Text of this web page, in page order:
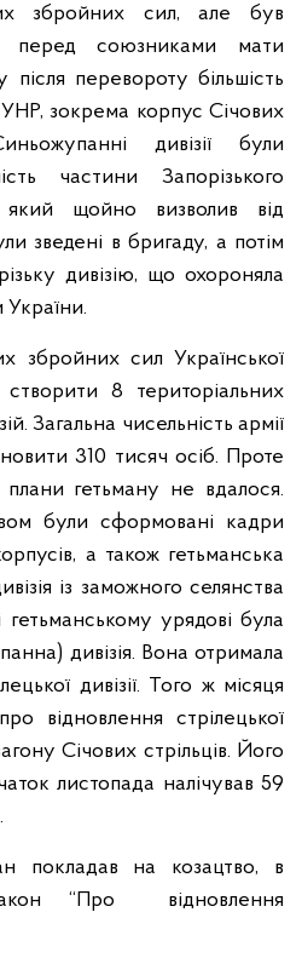
збройних сил, але був
перед союзниками мати
перевороту більшість
зокрема корпус Січових
дивізії були
частини Запорізького
щойно визволив від
зведені в бригаду, а потім
дивізію, що охороняла
України.
збройних сил Української
8 територіальних
Загальна чисельність армії
310 тисяч осіб. Проте
плани гетьману не вдалося.
були сформовані кадри
а також гетьманська
із заможного селянства
урядові була
дивізія. Вона отримала
дивізії. Того ж місяця
відновлення стрілецької
Січових стрільців. Його
листопада налічував 59
покладав на козацтво, в
“Про відновлення